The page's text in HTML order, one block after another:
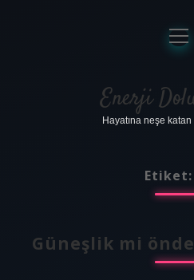
Gizlilik
Yasal
aç
Enerji
Hayatına neşe
Etiket:
Güneşlik mi